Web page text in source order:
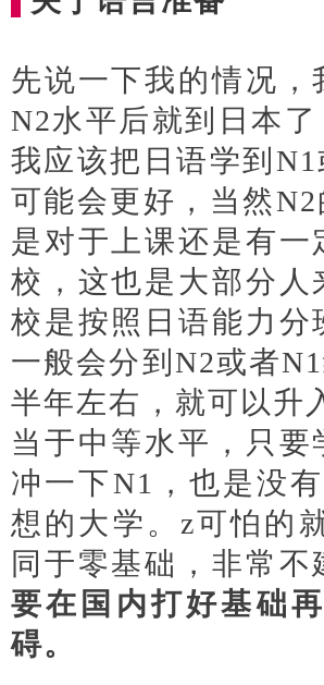
先说一下我的情况，
N2水平后就到日本了
我应该把日语学到
可能会更好，当然
是对于上课还是有一
校，这也是大部分
校是按照日语能力
一般会分到N2或者
半年左右，就可以升
当于中等水平，只
冲一下N1，也是没
想的大学。 z可怕的
同于零基础，非常
要在国内打好基础
碍。